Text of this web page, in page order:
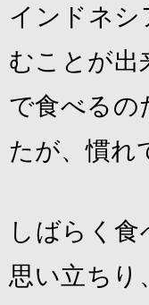
インドネシ
むことが出
で食べるの
たが、慣れ
しばらく
思い立ちり